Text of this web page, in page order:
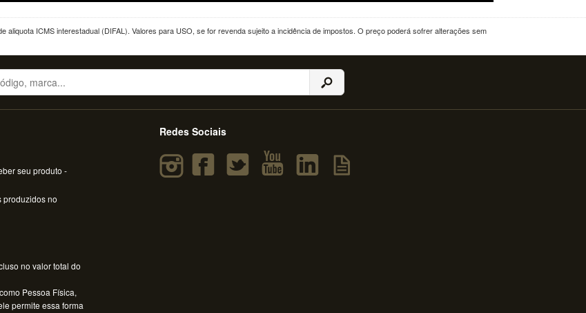
ICMS interestadual (DIFAL). Valores para USO, se for revenda sujeito a incidência de impostos. O preço poderá sofrer alterações sem
seu produto -
produzidos no
no valor total do
Pessoa Física,
permite essa forma
Redes Sociais